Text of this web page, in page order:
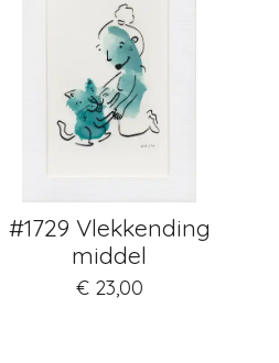
#1729 Vlekkending
middel
€ 23,00